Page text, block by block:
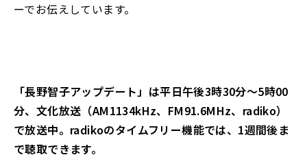
ーでお伝えしています。
「長野智子アップデート」は平日午後3時30分～5時00
分、文化放送（AM1134kHz、FM91.6MHz、 radiko）
で放送中。 radikoのタイムフリー機能では、1週間後ま
で聴取できます。